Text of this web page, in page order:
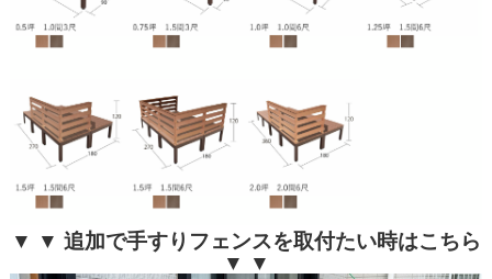
▼ ▼ 追加で手すりフェンスを取付たい時はこちら
▼ ▼